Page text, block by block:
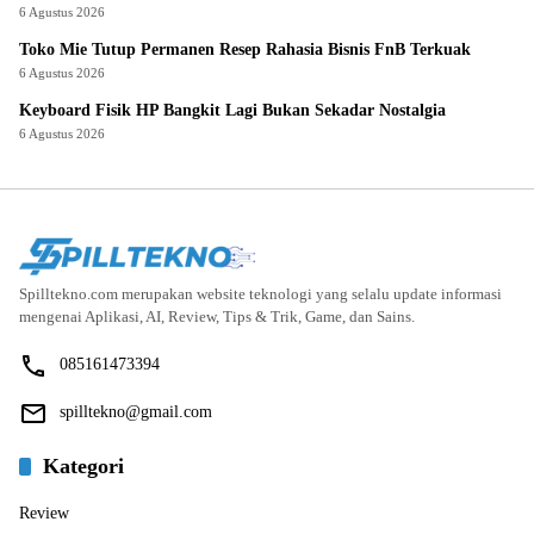
6 Agustus 2026
Toko Mie Tutup Permanen Resep Rahasia Bisnis FnB Terkuak
6 Agustus 2026
Keyboard Fisik HP Bangkit Lagi Bukan Sekadar Nostalgia
6 Agustus 2026
Spilltekno.com merupakan website teknologi yang selalu update informasi
mengenai Aplikasi, AI, Review, Tips & Trik, Game, dan Sains.
085161473394
spilltekno@gmail.com
Kategori
Review